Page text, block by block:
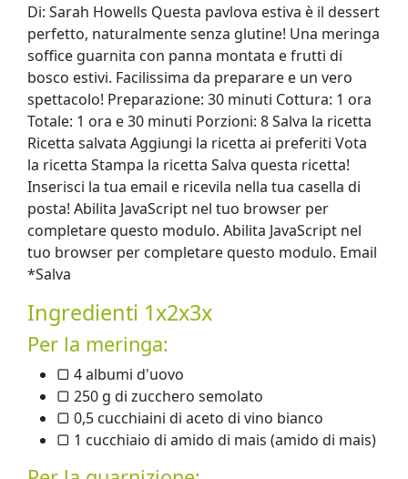
Di: Sarah Howells Questa pavlova estiva è il dessert
perfetto, naturalmente senza glutine! Una meringa
soffice guarnita con panna montata e frutti di
bosco estivi. Facilissima da preparare e un vero
spettacolo! Preparazione: 30 minuti Cottura: 1 ora
Totale: 1 ora e 30 minuti Porzioni: 8 Salva la ricetta
Ricetta salvata Aggiungi la ricetta ai preferiti Vota
la ricetta Stampa la ricetta Salva questa ricetta!
Inserisci la tua email e ricevila nella tua casella di
posta! Abilita JavaScript nel tuo browser per
completare questo modulo. Abilita JavaScript nel
tuo browser per completare questo modulo. Email
*Salva
Ingredienti 1x2x3x
Per la meringa:
▢ 4 albumi d'uovo
▢ 250 g di zucchero semolato
▢ 0,5 cucchiaini di aceto di vino bianco
▢ 1 cucchiaio di amido di mais (amido di mais)